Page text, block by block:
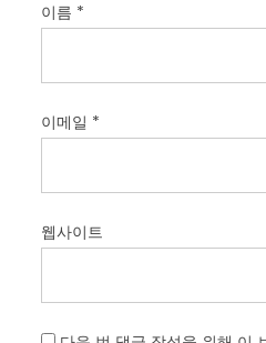
이름 *
이메일 *
웹사이트